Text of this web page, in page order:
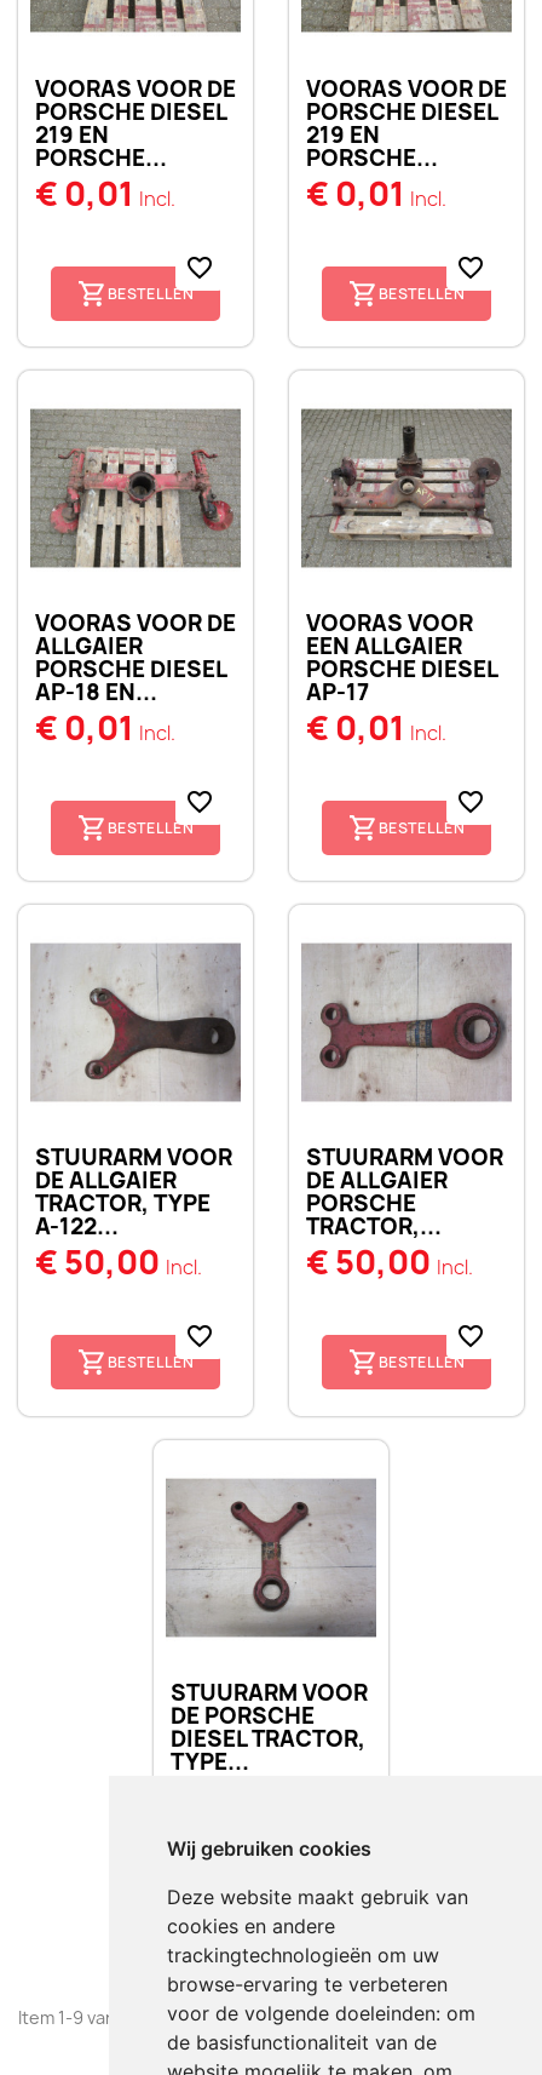
Wij gebruiken cookies
Deze website maakt gebruik van
cookies en andere
trackingtechnologieën om uw
browse-ervaring te verbeteren
voor de volgende doeleinden: om
de basisfunctionaliteit van de
VOORAS VOOR DE
PORSCHE DIESEL
219 EN
PORSCHE...
€ 0,01 Incl.
BESTELLEN
favorite_border
VOORAS VOOR DE
PORSCHE DIESEL
219 EN
PORSCHE...
€ 0,01 Incl.
BESTELLEN
favorite_border
VOORAS VOOR DE
ALLGAIER
PORSCHE DIESEL
AP-18 EN...
€ 0,01 Incl.
BESTELLEN
favorite_border
VOORAS VOOR
EEN ALLGAIER
PORSCHE DIESEL
AP-17
€ 0,01 Incl.
BESTELLEN
favorite_border
STUURARM VOOR
DE ALLGAIER
TRACTOR, TYPE
A-122...
€ 50,00 Incl.
BESTELLEN
favorite_border
STUURARM VOOR
DE ALLGAIER
PORSCHE
TRACTOR,...
€ 50,00 Incl.
BESTELLEN
favorite_border
STUURARM VOOR
DE PORSCHE
DIESEL TRACTOR,
TYPE...
BESTELLEN
Item 1-9 van 9 in totaal item(s)